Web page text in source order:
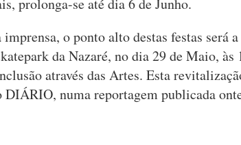
prolonga-se até dia 6 de Junho.
o ponto alto destas festas será
da Nazaré, no dia 29 de Maio, às
através das Artes. Esta
DIÁRIO, numa reportagem publicada